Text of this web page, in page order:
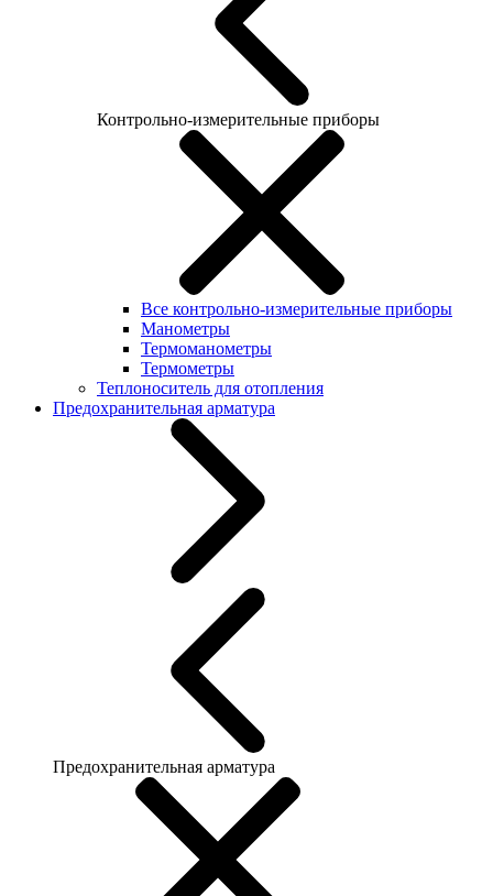
Контрольно-измерительные приборы
Все контрольно-измерительные приборы
Манометры
Термоманометры
Термометры
Теплоноситель для отопления
Предохранительная арматура
Предохранительная арматура